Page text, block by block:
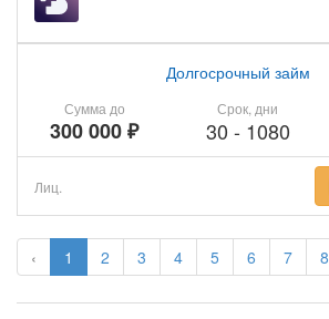
‹ 1 2 3 4 5 6 7 8
Сумма до
300 000 ₽
Долгосрочный займ
Срок, дни
30 - 1080
Лиц.